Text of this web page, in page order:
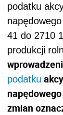
podatku
41 do 2710
produkcji
podatku
zmian